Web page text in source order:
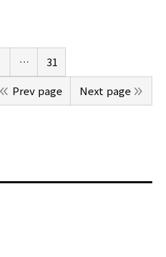
…
31
Prev page
Next page